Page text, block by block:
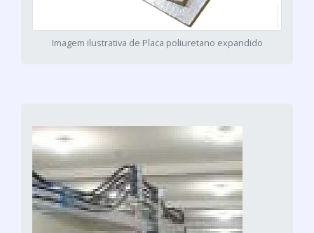
Imagem ilustrativa de Placa poliuretano expandido